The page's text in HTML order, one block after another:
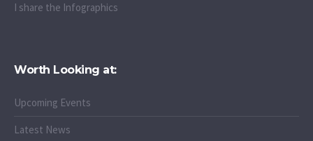
I share the Infographics
Worth Looking at:
Upcoming Events
Latest News